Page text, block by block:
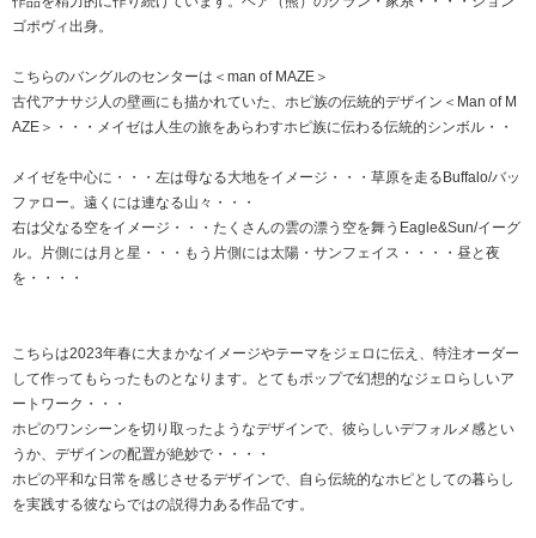
ゴポヴィ出身。
こちらのバングルのセンターは＜man of MAZE＞
古代アナサジ人の壁画にも描かれていた、ホピ族の伝統的デザイン＜Man of M
AZE＞・・・メイゼは人生の旅をあらわすホピ族に伝わる伝統的シンボル・・
メイゼを中心に・・・左は母なる大地をイメージ・・・草原を走るBuffalo/バッ
ファロー。遠くには連なる山々・・・
右は父なる空をイメージ・・・たくさんの雲の漂う空を舞うEagle&Sun/イーグ
ル。片側には月と星・・・もう片側には太陽・サンフェイス・・・・昼と夜
を・・・・
こちらは2023年春に大まかなイメージやテーマをジェロに伝え、特注オーダー
して作ってもらったものとなります。とてもポップで幻想的なジェロらしいア
ートワーク・・・
ホピのワンシーンを切り取ったようなデザインで、彼らしいデフォルメ感とい
うか、デザインの配置が絶妙で・・・・
ホピの平和な日常を感じさせるデザインで、自ら伝統的なホピとしての暮らし
を実践する彼ならではの説得力ある作品です。